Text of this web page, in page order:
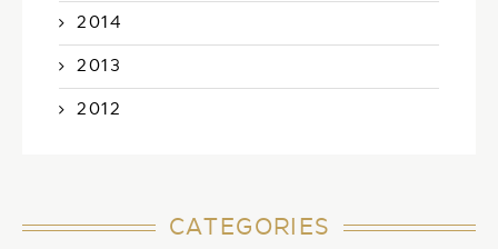
2014
2013
2012
CATEGORIES